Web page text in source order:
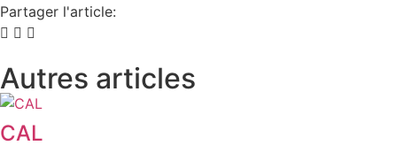
Partager l'article:
Autres articles
CAL